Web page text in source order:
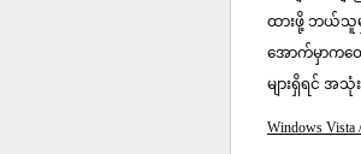
ထားဖို့ ဘယ်သူမှ
အောက်မှာကတေ
များရှိရင် အသုံ
Windows Vista